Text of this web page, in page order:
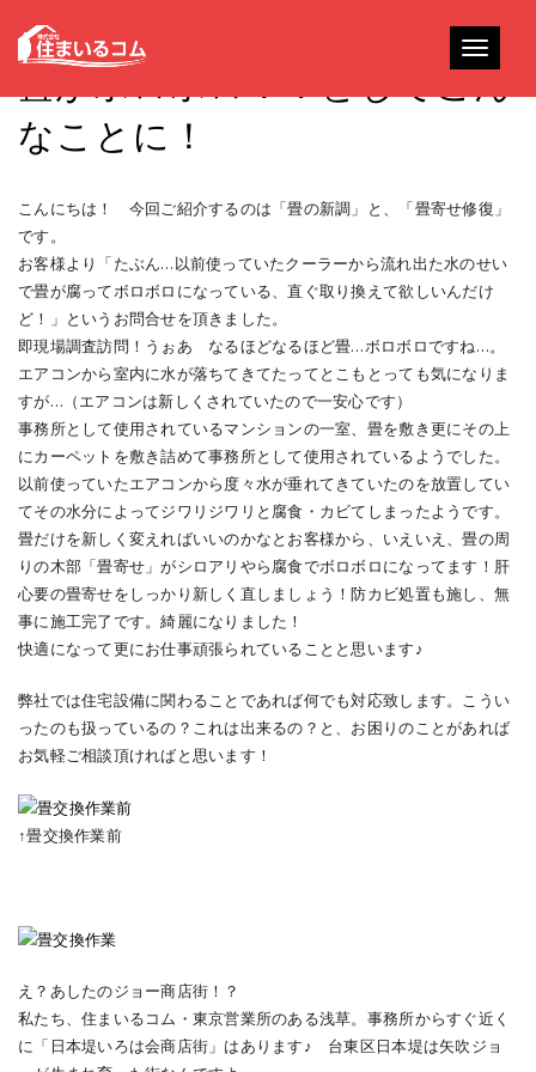
Toggle
畳がボロボロ！？どしてこん
なことに！
こんにちは！ 今回ご紹介するのは「畳の新調」と、「畳寄せ修復」
です。
お客様より「たぶん…以前使っていたクーラーから流れ出た水のせい
で畳が腐ってボロボロになっている、直ぐ取り換えて欲しいんだけ
ど！」というお問合せを頂きました。
即現場調査訪問！うぉあ なるほどなるほど畳…ボロボロですね…。
エアコンから室内に水が落ちてきてたってとこもとっても気になりま
すが…（エアコンは新しくされていたので一安心です）
事務所として使用されているマンションの一室、畳を敷き更にその上
にカーペットを敷き詰めて事務所として使用されているようでした。
以前使っていたエアコンから度々水が垂れてきていたのを放置してい
てその水分によってジワリジワリと腐食・カビてしまったようです。
畳だけを新しく変えればいいのかなとお客様から、いえいえ、畳の周
りの木部「畳寄せ」がシロアリやら腐食でボロボロになってます！肝
心要の畳寄せをしっかり新しく直しましょう！防カビ処置も施し、無
事に施工完了です。綺麗になりました！
快適になって更にお仕事頑張られていることと思います♪
弊社では住宅設備に関わることであれば何でも対応致します。こうい
ったのも扱っているの？これは出来るの？と、お困りのことがあれば
お気軽ご相談頂ければと思います！
↑畳交換作業前
え？あしたのジョー商店街！？
私たち、住まいるコム・東京営業所のある浅草。事務所からすぐ近く
に「日本堤いろは会商店街」はあります♪ 台東区日本堤は矢吹ジョ